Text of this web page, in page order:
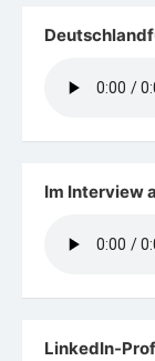
Im Interview
LinkedIn-